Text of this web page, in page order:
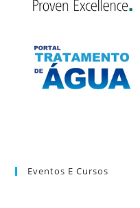
Eventos E Cursos